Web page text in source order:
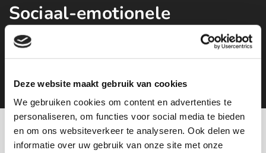
Deze website maakt gebruik van cookies
We gebruiken cookies om content en advertenties te
personaliseren, om functies voor social media te bieden
en om ons websiteverkeer te analyseren. Ook delen we
informatie over uw gebruik van onze site met onze
Sociaal-emotionele
ontwikkeling